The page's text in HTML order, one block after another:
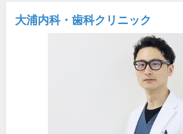
大浦内科・歯科クリニック